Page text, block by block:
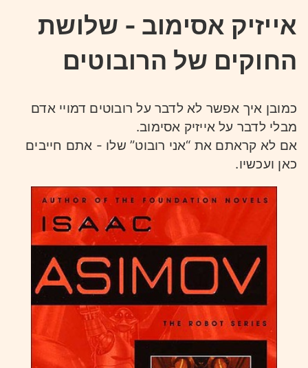
אייזיק אסימוב - שלושת
החוקים של הרובוטים
כמובן איך אפשר לא לדבר על רובוטים דמויי אדם
מבלי לדבר על אייזיק אסימוב.
אם לא קראתם את “אני רובוט” שלו - אתם חייבים
כאן ועכשיו.